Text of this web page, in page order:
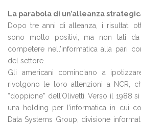
La parabola di un’alleanza
Dopo tre anni di alleanza, i risultati
sono molto positivi, ma non tali da
competere nell’informatica alla pari
del settore.
Gli americani cominciano a
rivolgono le loro attenzioni a NCR,
“doppione” dell’Olivetti. Verso il 1988
una holding per l’informatica in cui
Data Systems Group, divisione